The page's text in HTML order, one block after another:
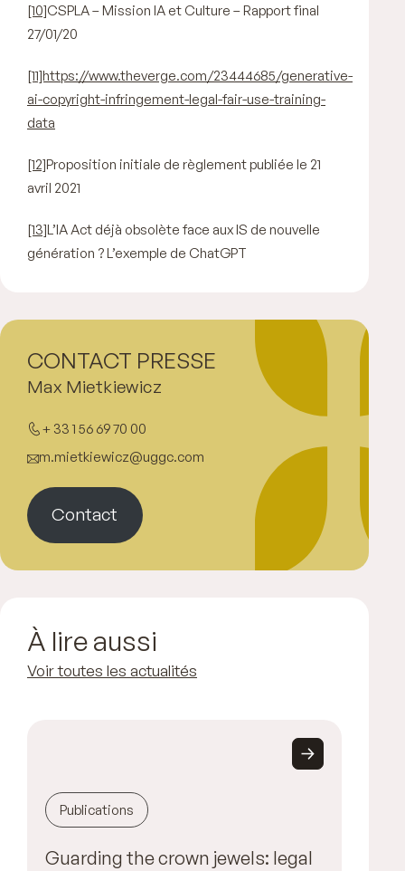
[10]CSPLA – Mission IA et Culture – Rapport final
27/01/20
[11]https://www.theverge.com/23444685/generative-
ai-copyright-infringement-legal-fair-use-training-
data
[12]Proposition initiale de règlement publiée le 21
avril 2021
[13]L’IA Act déjà obsolète face aux IS de nouvelle
génération ? L’exemple de ChatGPT
Max Mietkiewicz
+ 33 1 56 69 70 00
m.mietkiewicz@uggc.com
Contact
CONTACT PRESSE
À lire aussi
Voir toutes les actualités
Publications
Guarding the crown jewels: legal